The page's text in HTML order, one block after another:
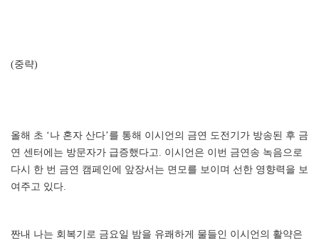
(중략)
올해 초 ‘나 혼자 산다’를 통해 이시언의 금연 도전기가 방송된 후 금
연 센터에는 방문자가 급증했다고. 이시언은 이번 금연송 녹음으로
다시 한 번 금연 캠페인에 앞장서는 면모를 보이며 선한 영향력을 보
여주고 있다.
짠내 나는 회복기로 금요일 밤을 유쾌하게 물들인 이시언의 활약은